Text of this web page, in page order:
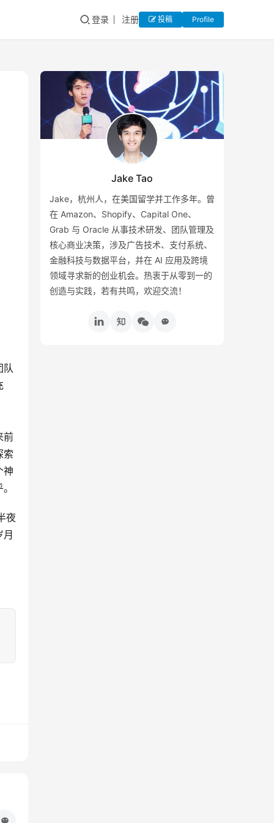
登录 注册 投稿 Profile
队
前
索
神
夜
Jake Tao
Jake，杭州人，在美国留学并工作多年。曾
在 Amazon、Shopify、Capital One、
Grab 与 Oracle 从事技术研发、团队管理及
核心商业决策，涉及广告技术、支付系统、
金融科技与数据平台，并在 AI 应用及跨境
领域寻求新的创业机会。热衷于从零到一的
创造与实践，若有共鸣，欢迎交流！